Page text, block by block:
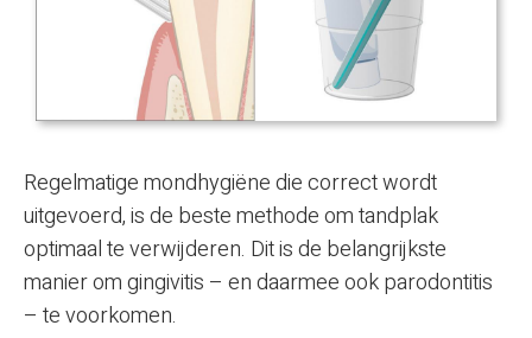
Regelmatige mondhygiëne die correct wordt
uitgevoerd, is de beste methode om tandplak
optimaal te verwijderen. Dit is de belangrijkste
manier om gingivitis – en daarmee ook parodontitis
– te voorkomen.